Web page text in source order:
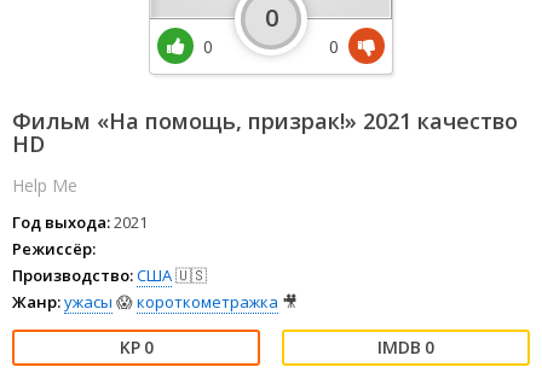
Фильм «На помощь, призрак!» 2021 качество
HD
Help Me
Год выхода:2021
Режиссёр:
Производство:США🇺🇸
Жанр:ужасы 😱короткометражка 🎥
0 0
0
0
0